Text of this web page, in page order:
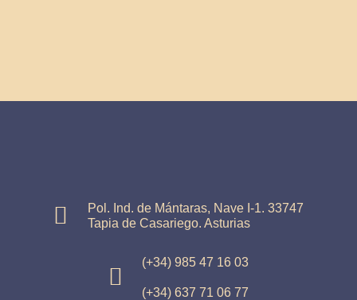
Pol. Ind. de Mántaras, Nave I-1. 33747
Tapia de Casariego. Asturias
(+34) 985 47 16 03
(+34) 637 71 06 77